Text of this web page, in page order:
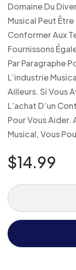
Domaine Du
Musical Peut
Conformer Aux
Fournissons
Par Paragraphe
L’industrie
Ailleurs. Si Vous
L’achat D’un
Pour Vous Aider.
Musical, Vous
$14.99